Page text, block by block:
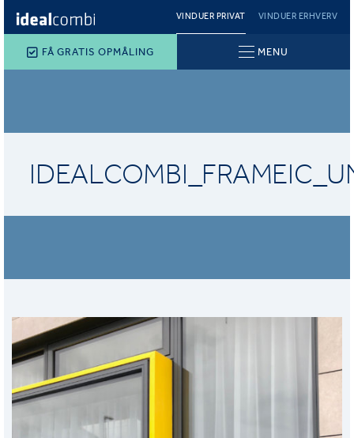
VINDUER PRIVAT VINDUER ERHVERV
FÅ GRATIS OPMÅLING MENU